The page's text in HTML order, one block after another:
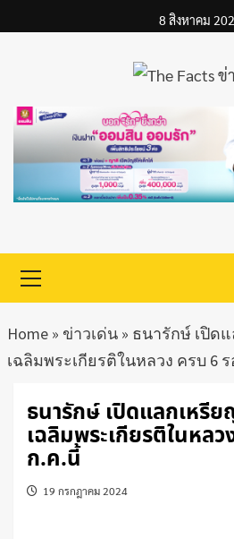
to
8 สิงหาคม
Menu
Home» ข่าวเด่น» ธนารักษ์ เปิด
เฉลิมพระเกียรติในหลวง ครบ 6
ธนารักษ์ เปิดแลกเหรี
เฉลิมพระเกียรติในหล
ก.ค.นี้
19 กรกฎาคม 2024